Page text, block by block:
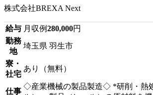
株式会社BREXA Next
給与 月収例280,000円
勤務
地
埼玉県 羽生市
寮・
社宅
あり（無料）
仕事
◇産業機械の製品製造◇ *研削・熱